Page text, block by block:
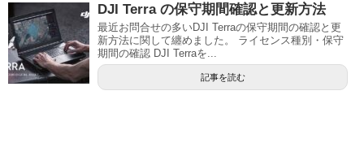
DJI Terra の保守期間確認と更新方法
最近お問合せの多いDJI Terraの保守期間の確認と更
新方法に関して纏めました。 ライセンス種別・保守
期間の確認 DJI Terraを...
記事を読む